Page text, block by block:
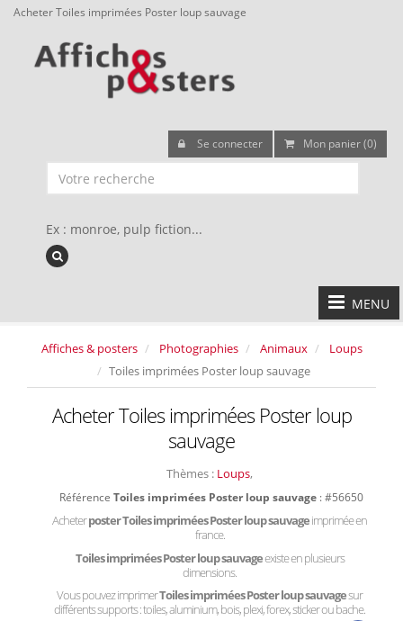
Acheter Toiles imprimées Poster loup sauvage
Se connecter Mon panier (0)
Ex : monroe, pulp fiction...
MENU
Affiches & posters Photographies Animaux
Loups
Toiles imprimées Poster loup sauvage
Acheter Toiles imprimées Poster loup
sauvage
Thèmes : Loups,
Référence Toiles imprimées Poster loup sauvage : #56650
Acheterposter Toiles imprimées Poster loup sauvageimprimée en
france.
Toiles imprimées Poster loup sauvageexiste en plusieurs
dimensions.
Vous pouvez imprimerToiles imprimées Poster loup sauvagesur
différents supports : toiles, aluminium, bois, plexi, forex, sticker ou bache.